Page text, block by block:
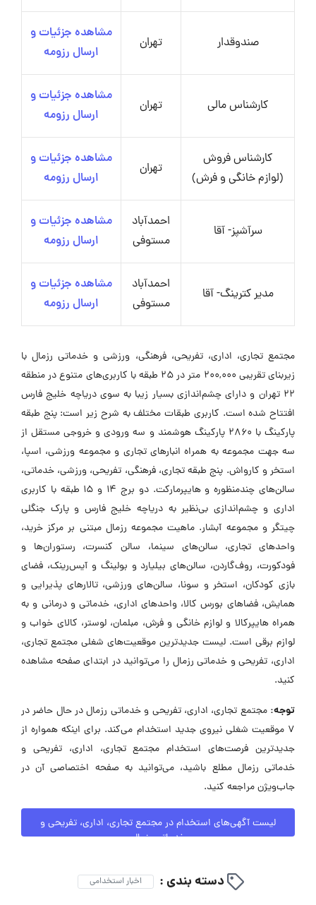
صندوقدار تهران
مشاهده جزئیات و
ارسال رزومه
کارشناس مالی تهران
مشاهده جزئیات و
ارسال رزومه
کارشناس فروش
(لوازم خانگی و فرش)
تهران
مشاهده جزئیات و
ارسال رزومه
سرآشپز- آقا
احمدآباد
مستوفی
مشاهده جزئیات و
ارسال رزومه
مدیر کترینگ- آقا
احمدآباد
مستوفی
مشاهده جزئیات و
ارسال رزومه
مجتمع تجاری، اداری، تفریحی، فرهنگی، ورزشی و خدماتی رزمال با
زیربنای تقریبی ۲۰۰,۰۰۰ متر در ۲۵ طبقه با کاربری‌های متنوع در منطقه
۲۲ تهران و دارای چشم‌اندازی بسیار زیبا به سوی دریاچه خلیج فارس
افتتاح شده است. کاربری طبقات مختلف به شرح زیر است: پنج طبقه
پارکینگ با ۲۸۶۰ پارکینگ هوشمند و سه ورودی و خروجی مستقل از
سه جهت مجموعه به همراه انبارهای تجاری و مجموعه ورزشی، اسپا،
استخر و کارواش. پنج طبقه تجاری، فرهنگی، تفریحی، ورزشی، خدماتی،
سالن‌های چندمنظوره و هایپرمارکت. دو برج ۱۴ و ۱۵ طبقه با کاربری
اداری و چشم‌اندازی بی‌نظیر به دریاچه خلیج فارس و پارک جنگلی
چیتگر و مجموعه آبشار. ماهیت مجموعه رزمال مبتنی بر مرکز خرید،
واحدهای تجاری، سالن‌های سینما، سالن کنسرت، رستوران‌ها و
فودکورت، روف‌گاردن، سالن‌های بیلیارد و بولینگ و آیس‌رینک، فضای
بازی کودکان، استخر و سونا، سالن‌های ورزشی، تالارهای پذیرایی و
همایش، فضاهای بورس کالا، واحدهای اداری، خدماتی و درمانی و به
همراه هایپرکالا و لوازم خانگی و فرش، مبلمان، لوستر، کالای خواب و
لوازم برقی است. لیست جدیدترین موقعیت‌های شغلی مجتمع تجاری،
اداری، تفریحی و خدماتی رزمال را می‌توانید در ابتدای صفحه مشاهده
کنید.
توجه: مجتمع تجاری، اداری، تفریحی و خدماتی رزمال در حال حاضر در
۷ موقعیت شغلی نیروی جدید استخدام می‌کند. برای اینکه همواره از
جدیدترین فرصت‌های استخدام مجتمع تجاری، اداری، تفریحی و
خدماتی رزمال مطلع باشید، می‌توانید به صفحه اختصاصی آن در
جاب‌ویژن مراجعه کنید.
لیست آگهی‌های استخدام در مجتمع تجاری، اداری، تفریحی و
خدماتی رزمال
دسته بندی : اخبار استخدامی